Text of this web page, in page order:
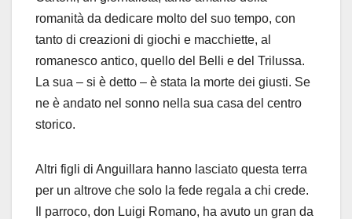
romanità da dedicare molto del suo tempo, con
tanto di creazioni di giochi e macchiette, al
romanesco antico, quello del Belli e del Trilussa.
La sua – si è detto – è stata la morte dei giusti. Se
ne è andato nel sonno nella sua casa del centro
storico.
Altri figli di Anguillara hanno lasciato questa terra
per un altrove che solo la fede regala a chi crede.
Il parroco, don Luigi Romano, ha avuto un gran da